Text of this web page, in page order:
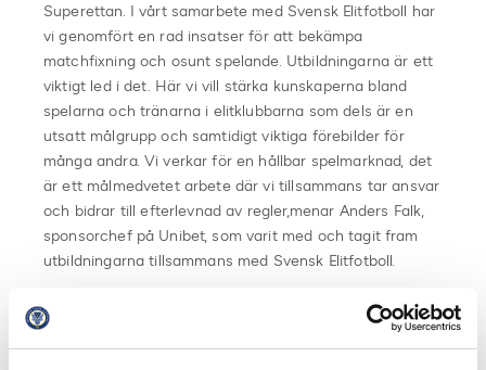
Superettan. I vårt samarbete med Svensk Elitfotboll har
vi genomfört en rad insatser för att bekämpa
matchfixning och osunt spelande. Utbildningarna är ett
viktigt led i det. Här vi vill stärka kunskaperna bland
spelarna och tränarna i elitklubbarna som dels är en
utsatt målgrupp och samtidigt viktiga förebilder för
många andra. Vi verkar för en hållbar spelmarknad, det
är ett målmedvetet arbete där vi tillsammans tar ansvar
och bidrar till efterlevnad av regler,menar Anders Falk,
sponsorchef på Unibet, som varit med och tagit fram
utbildningarna tillsammans med Svensk Elitfotboll.
Även när det gäller anti matchfixning så jobbar Svensk
Elitfotboll nära SvFF, RF och polisen. Utbildningen i anti